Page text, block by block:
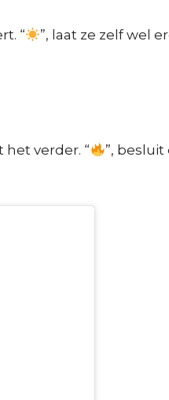
“
”, laat ze zelf wel
het verder. “ ”,